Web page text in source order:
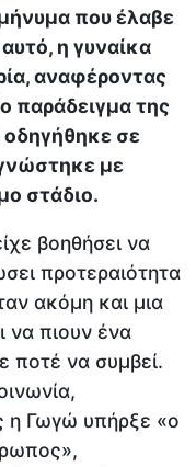
που έλαβε
η γυναίκα
αναφέροντας
παράδειγμα της
σε
με
στάδιο.
βοηθήσει να
προτεραιότητα
ακόμη και μια
να πιουν ένα
ποτέ να συμβεί.
η Γωγώ υπήρξε «ο